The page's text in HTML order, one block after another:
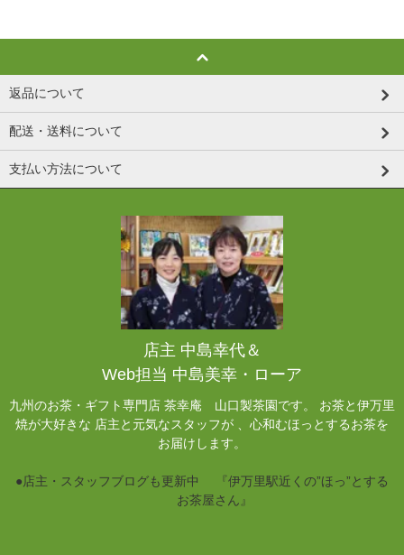
返品について
配送・送料について
支払い方法について
店主 中島幸代＆
Web担当 中島美幸・ローア
九州のお茶・ギフト専門店 茶幸庵 山口製茶園です。 お茶と伊万里
焼が大好きな 店主と元気なスタッフが 、心和むほっとするお茶を
お届けします。
●店主・スタッフブログも更新中 『伊万里駅近くの”ほっ”とする
お茶屋さん』